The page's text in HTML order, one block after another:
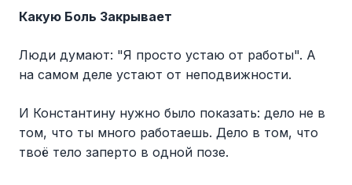
Какую Боль Закрывает
Люди думают: "Я просто устаю от работы". А
на самом деле устают от неподвижности.
И Константину нужно было показать: дело не в
том, что ты много работаешь. Дело в том, что
твоё тело заперто в одной позе.